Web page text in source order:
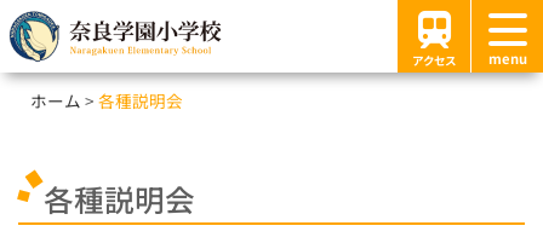
アクセス menu
ホーム 各種説明会
各種説明会